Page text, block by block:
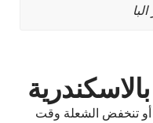
أو تنخفض الشعلة وقت